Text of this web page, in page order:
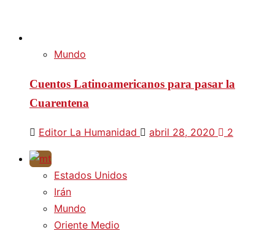
Mundo
Cuentos Latinoamericanos para pasar la
Cuarentena
Editor La Humanidad abril 28, 2020 2
Estados Unidos
Irán
Mundo
Oriente Medio